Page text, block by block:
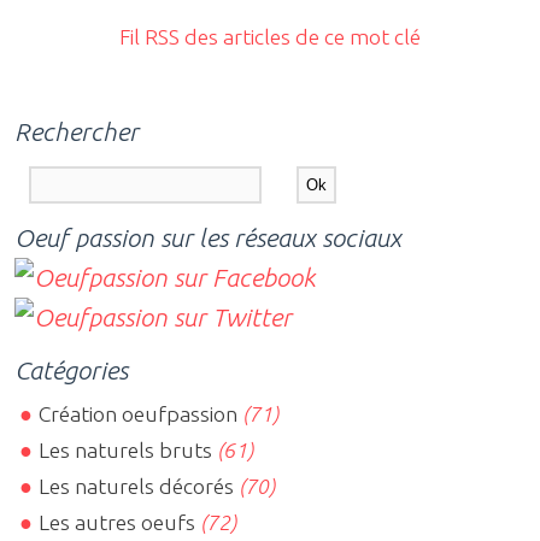
Fil RSS des articles de ce mot clé
Rechercher
Oeuf passion sur les réseaux sociaux
Catégories
Création oeufpassion (71)
Les naturels bruts (61)
Les naturels décorés (70)
Les autres oeufs (72)